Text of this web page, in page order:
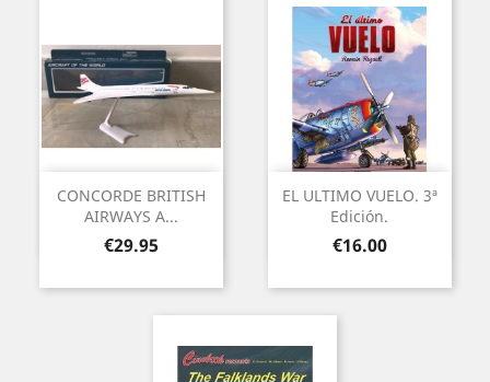
CONCORDE BRITISH
AIRWAYS A...
Price
€29.95
EL ULTIMO VUELO. 3ª
Edición.
Price
€16.00